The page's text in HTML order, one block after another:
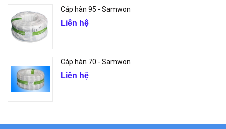
Cáp hàn 95 - Samwon
Liên hệ
Cáp hàn 70 - Samwon
Liên hệ